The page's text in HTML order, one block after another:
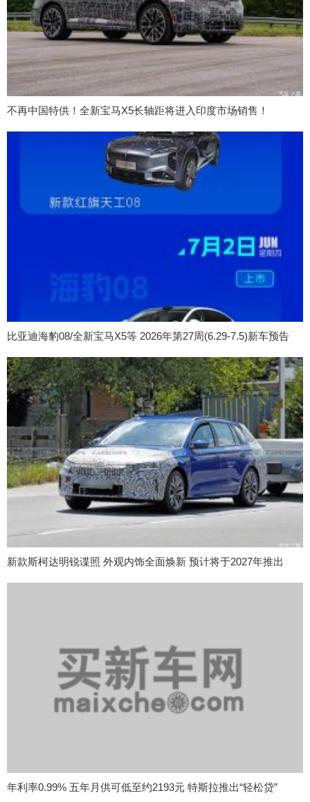
不再中国特供！全新宝马X5长轴距将进入印度市场销售！
比亚迪海豹08/全新宝马X5等 2026年第27周(6.29-7.5)新车预告
新款斯柯达明锐谍照 外观内饰全面焕新 预计将于2027年推出
年利率0.99% 五年月供可低至约2193元 特斯拉推出“轻松贷”